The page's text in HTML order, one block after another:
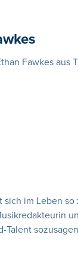
Fawkes aus
sich im Leben